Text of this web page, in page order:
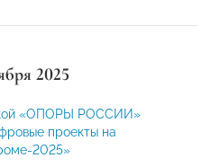
2025
«ОПОРЫ РОССИИ»
проекты на
2025»